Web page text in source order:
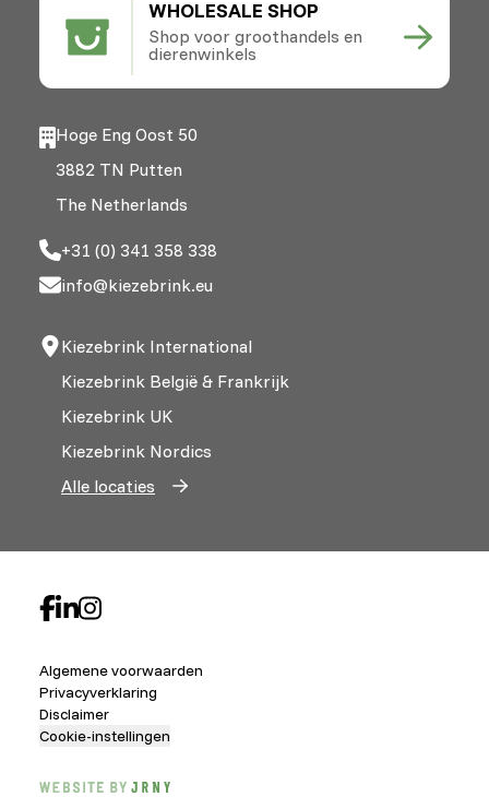
WHOLESALE SHOP
Shop voor groothandels en
dierenwinkels
Hoge Eng Oost 50
3882 TN Putten
The Netherlands
+31 (0) 341 358 338
info@kiezebrink.eu
Kiezebrink International
Kiezebrink België & Frankrijk
Kiezebrink UK
Kiezebrink Nordics
Alle locaties
Algemene voorwaarden
Privacyverklaring
Disclaimer
Cookie-instellingen